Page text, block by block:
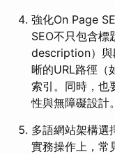
強化On Page
SEO不只包含
description）與
晰的URL路徑
索引。同時，也
性與無障礙設計。
多語網站架構選
實務操作上，常